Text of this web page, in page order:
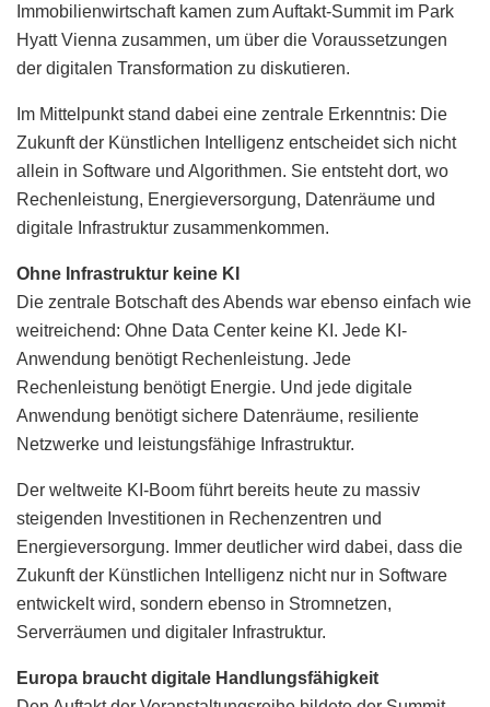
Immobilienwirtschaft kamen zum Auftakt-Summit im Park
Hyatt Vienna zusammen, um über die Voraussetzungen
der digitalen Transformation zu diskutieren.
Im Mittelpunkt stand dabei eine zentrale Erkenntnis: Die
Zukunft der Künstlichen Intelligenz entscheidet sich nicht
allein in Software und Algorithmen. Sie entsteht dort, wo
Rechenleistung, Energieversorgung, Datenräume und
digitale Infrastruktur zusammenkommen.
Ohne Infrastruktur keine KI
Die zentrale Botschaft des Abends war ebenso einfach wie
weitreichend: Ohne Data Center keine KI. Jede KI-
Anwendung benötigt Rechenleistung. Jede
Rechenleistung benötigt Energie. Und jede digitale
Anwendung benötigt sichere Datenräume, resiliente
Netzwerke und leistungsfähige Infrastruktur.
Der weltweite KI-Boom führt bereits heute zu massiv
steigenden Investitionen in Rechenzentren und
Energieversorgung. Immer deutlicher wird dabei, dass die
Zukunft der Künstlichen Intelligenz nicht nur in Software
entwickelt wird, sondern ebenso in Stromnetzen,
Serverräumen und digitaler Infrastruktur.
Europa braucht digitale Handlungsfähigkeit